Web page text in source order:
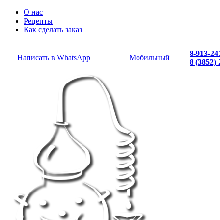
О нас
Рецепты
Как сделать заказ
Написать в WhatsApp Мобильный
8-913-
8 (3852)